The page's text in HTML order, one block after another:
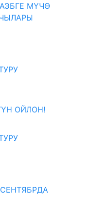
МҮЧӨ
ОЙЛОН!